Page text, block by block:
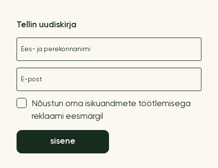
Tellin uudiskirja
Nõustun oma isikuandmete töötlemisega
reklaami eesmärgil
sisene